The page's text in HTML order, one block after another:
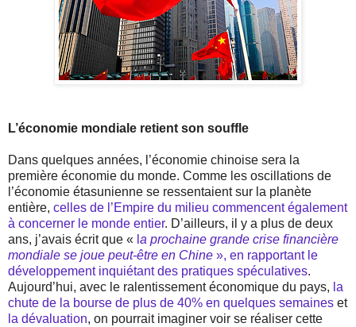
L’économie mondiale retient son souffle
Dans quelques années, l’économie chinoise sera la
première économie du monde. Comme les oscillations de
l’économie étasunienne se ressentaient sur la planète
entière, celles de l’Empire du milieu commencent également
à concerner le monde entier. D’ailleurs, il y a plus de deux
ans, j’avais écrit que « a prochaine grande crise financière
mondiale se joue peut-être en Chine », en rapportant le
développement inquiétant des pratiques spéculatives.
Aujourd’hui, avec le ralentissement économique du pays, la
chute de la bourse de plus de 40% en quelques semaines et
la dévaluation, on pourrait imaginer voir se réaliser cette